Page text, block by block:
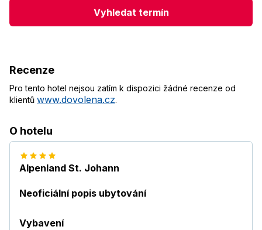
Vyhledat termín
Recenze
Pro tento hotel nejsou zatím k dispozici žádné recenze od
klientů www.dovolena.cz.
O hotelu
Alpenland St. Johann
Neoficiální popis ubytování
Vybavení